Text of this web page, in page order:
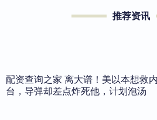
推荐资讯
配资查询之家 离大谱！美以本想救
台，导弹却差点炸死他，计划泡汤